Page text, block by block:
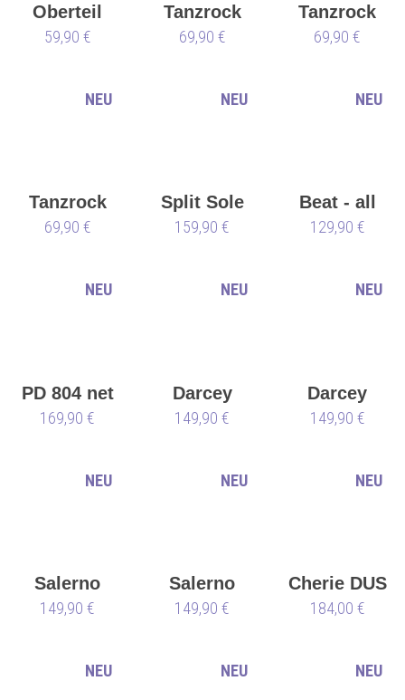
Oberteil
Hadid
59,90 €
Tanzrock
Fazid
69,90 €
Tanzrock
Fazid
69,90 €
Tanzrock
Honora
69,90 €
NEU
Split Sole
latte
159,90 €
NEU
Beat - all
white
129,90 €
NEU
PD 804 net
169,90 €
NEU
Darcey
149,90 €
NEU
Darcey
149,90 €
NEU
Salerno
149,90 €
NEU
Salerno
149,90 €
NEU
Cherie DUS
- 85 mm -
184,00 €
NEU
NEU NEU NEU